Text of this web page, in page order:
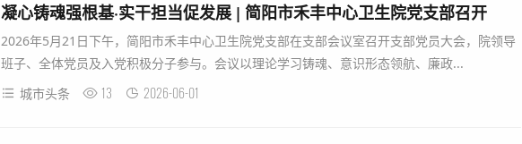
凝心铸魂强根基·实干担当促发展 | 简阳市禾丰中心卫生院党支部召开
2026年5月21日下午，简阳市禾丰中心卫生院党支部在支部会议室召开支部党员大会，院领导
班子、全体党员及入党积极分子参与。会议以理论学习铸魂、意识形态领航、廉政...
城市头条
13 2026-06-01